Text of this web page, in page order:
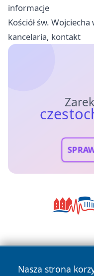
informacje
Kościół św.
kancelaria, kontakt
Nasza strona